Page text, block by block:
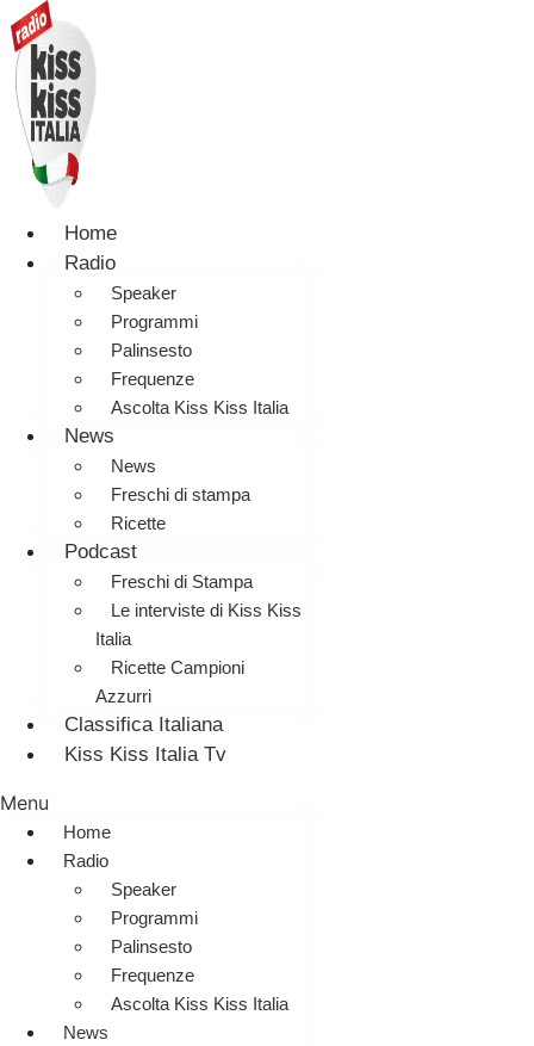
Home
Radio
Speaker
Programmi
Palinsesto
Frequenze
Ascolta Kiss Kiss Italia
News
News
Freschi di stampa
Ricette
Podcast
Freschi di Stampa
Le interviste di Kiss Kiss
Italia
Ricette Campioni
Azzurri
Classifica Italiana
Kiss Kiss Italia Tv
Menu
Home
Radio
Speaker
Programmi
Palinsesto
Frequenze
Ascolta Kiss Kiss Italia
News